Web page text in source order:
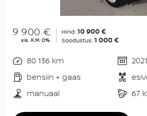
9 900 €
sis. KM 0%
Hind: 10 900 €
Soodustus: 1 000 €
80 136 km
2021
bensiin + gaas
manuaal
67